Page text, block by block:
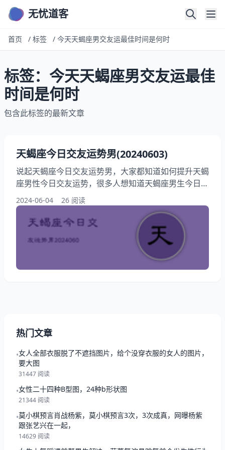
无忧道客
首页 / 标签 / 今天天蝎座男交友运最佳时间是何时
标签：今天天蝎座男交友运最佳
时间是何时
包含此标签的最新文章
天蝎座今日交友运势男(20240603)
说起天蝎座今日交友运势男，大家都知道如何提升天蝎
座男性今日交友运势，很多人想知道天蝎座男生今日会
遇到交友贵人吗，此外，还有朋友想问今天天蝎座男交
友运最佳时间是何时，在这篇文章中，我们将探索天蝎
座男与哪些星座交友顺利今日，那就请花费几分钟时间
仔细阅读2024年06月03日天蝎座男生今天交友运气怎
么样吧！ 天蝎座2024年06月03日运势一览表 今日项目
2024-06-04 26 阅读
热门文章
•女人全部衣服脱了不遮挡图片，给个没穿衣服的女人的图片，
要大图
31447 阅读
•女性二十四种B型图，24种b形状图
21344 阅读
•莫小棋预言肖战杨紫，莫小棋预言3次，3次成真，网曝杨紫
跟张艺兴在一起，
14629 阅读